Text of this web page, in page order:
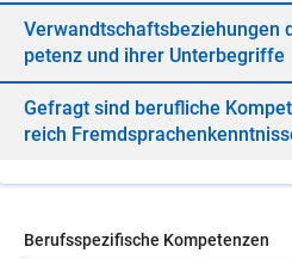
Ver­wandt­schafts­be­zie­hun­gen
pe­tenz und ih­rer Un­ter­be­grif­fe
Ge­fragt sind be­ruf­li­che
reich
Berufsspezifische Kompetenzen